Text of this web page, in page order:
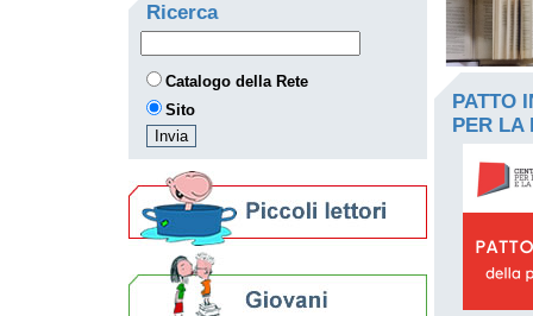
PATTO
PER LA
Ricerca
Catalogo della Rete
Sito